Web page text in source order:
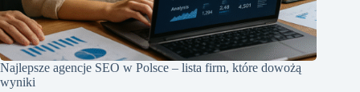
Najlepsze agencje SEO w Polsce – lista firm, które dowożą
wyniki